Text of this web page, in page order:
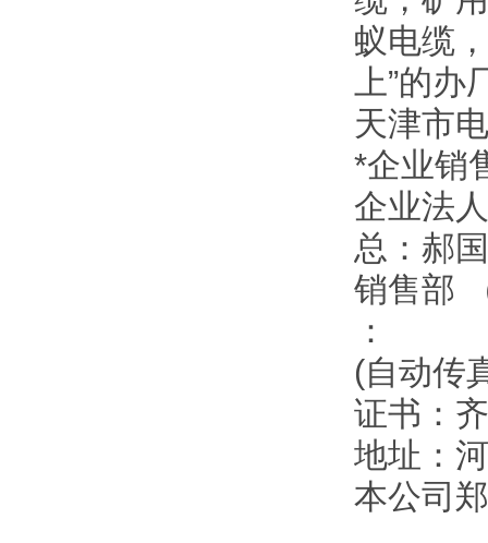
蚁电缆
上”的
天津市
*企业销
企业法
总：郝
销售部
：
(自动传
证书：
地址：
本公司